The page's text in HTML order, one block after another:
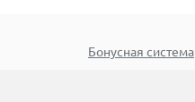
Бонусная система